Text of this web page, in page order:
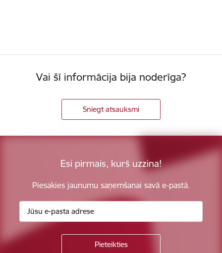
Vai šī informācija bija noderīga?
Sniegt atsauksmi
Esi pirmais, kurš uzzina!
Piesakies jaunumu saņemšanai savā e-pastā.